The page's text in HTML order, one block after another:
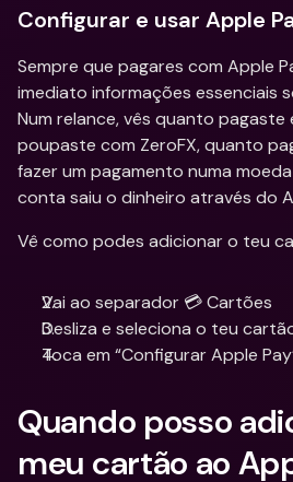
Configurar e usar Apple
Sempre que pagares com Apple
imediato informações essenciais
Num relance, vês quanto pagaste
poupaste com ZeroFX, quanto
fazer um pagamento numa
conta saiu o dinheiro através do
Vê como podes adicionar o teu
Vai ao separador 💳 Cartões
Desliza e seleciona o teu
Toca em “Configurar Apple
Quando posso
meu cartão ao